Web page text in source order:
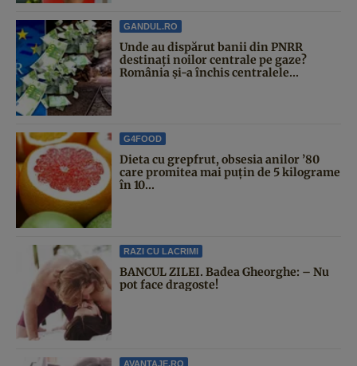
GANDUL.RO
Unde au dispărut banii din PNRR
destinați noilor centrale pe gaze?
România și-a închis centralele...
G4FOOD
Dieta cu grepfrut, obsesia anilor ’80
care promitea mai puțin de 5 kilograme
în 10...
RAZI CU LACRIMI
BANCUL ZILEI. Badea Gheorghe: – Nu
pot face dragoste!
AVANTAJE.RO